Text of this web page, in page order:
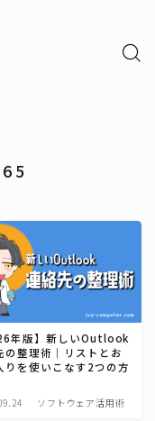
年版】新しいOutlook
の整理術｜リストとお
りを使いこなす2つの方
ソフトウェア活用術